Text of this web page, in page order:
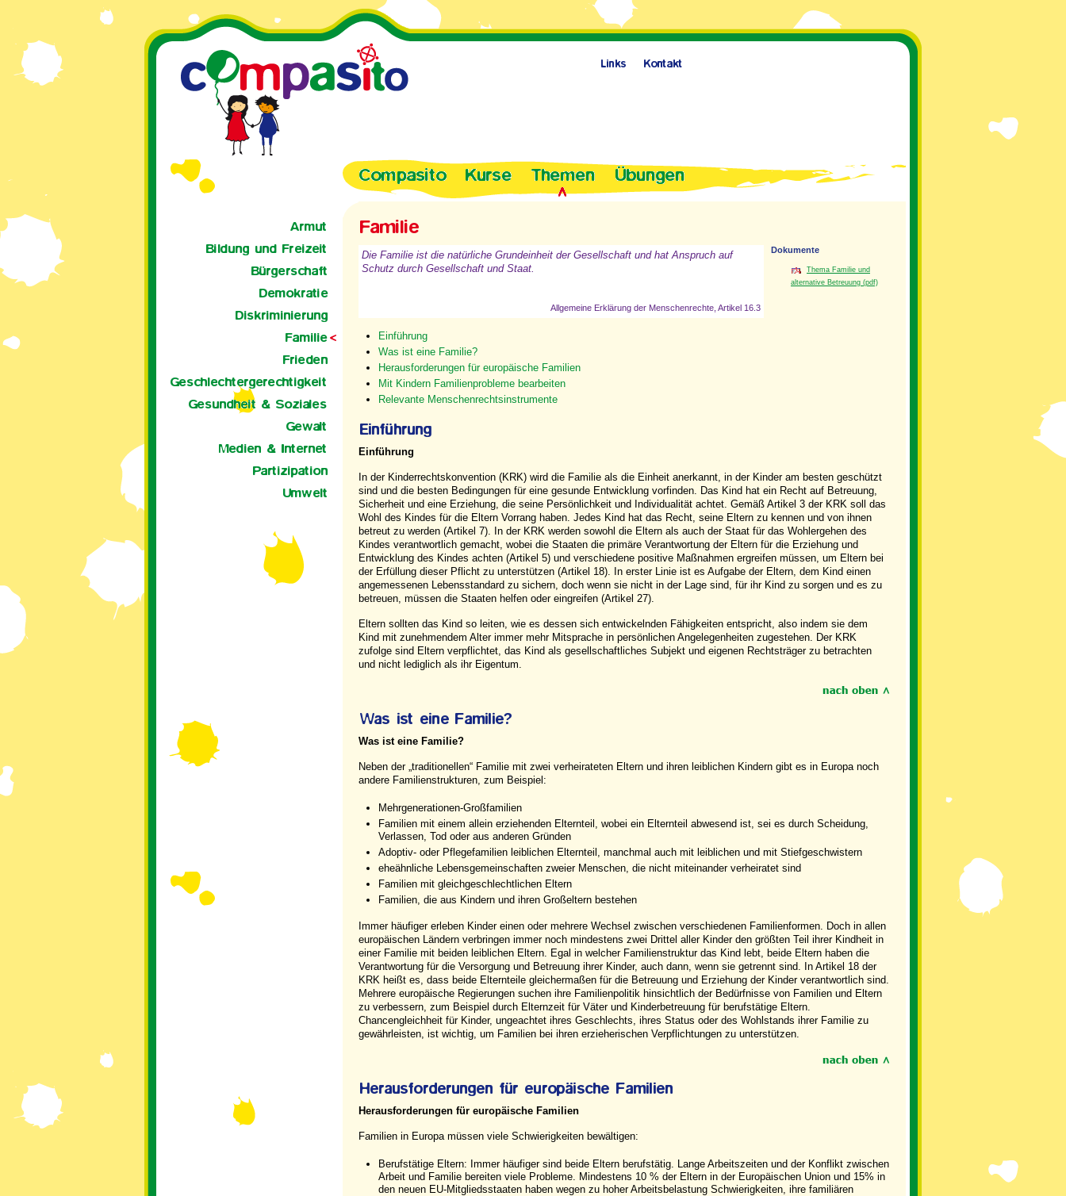
Dokumente
Thema Familie und
alternative Betreuung (pdf)
Die Familie ist die natürliche Grundeinheit der Gesellschaft und hat Anspruch auf
Schutz durch Gesellschaft und Staat.
Allgemeine Erklärung der Menschenrechte, Artikel 16.3
Einführung
Was ist eine Familie?
Herausforderungen für europäische Familien
Mit Kindern Familienprobleme bearbeiten
Relevante Menschenrechtsinstrumente
Einführung
In der Kinderrechtskonvention (KRK) wird die Familie als die Einheit anerkannt, in der Kinder am besten geschützt
sind und die besten Bedingungen für eine gesunde Entwicklung vorfinden. Das Kind hat ein Recht auf Betreuung,
Sicherheit und eine Erziehung, die seine Persönlichkeit und Individualität achtet. Gemäß Artikel 3 der KRK soll das
Wohl des Kindes für die Eltern Vorrang haben. Jedes Kind hat das Recht, seine Eltern zu kennen und von ihnen
betreut zu werden (Artikel 7). In der KRK werden sowohl die Eltern als auch der Staat für das Wohlergehen des
Kindes verantwortlich gemacht, wobei die Staaten die primäre Verantwortung der Eltern für die Erziehung und
Entwicklung des Kindes achten (Artikel 5) und verschiedene positive Maßnahmen ergreifen müssen, um Eltern bei
der Erfüllung dieser Pflicht zu unterstützen (Artikel 18). In erster Linie ist es Aufgabe der Eltern, dem Kind einen
angemessenen Lebensstandard zu sichern, doch wenn sie nicht in der Lage sind, für ihr Kind zu sorgen und es zu
betreuen, müssen die Staaten helfen oder eingreifen (Artikel 27).
Eltern sollten das Kind so leiten, wie es dessen sich entwickelnden Fähigkeiten entspricht, also indem sie dem
Kind mit zunehmendem Alter immer mehr Mitsprache in persönlichen Angelegenheiten zugestehen. Der KRK
zufolge sind Eltern verpflichtet, das Kind als gesellschaftliches Subjekt und eigenen Rechtsträger zu betrachten
und nicht lediglich als ihr Eigentum.
Was ist eine Familie?
Neben der „traditionellen“ Familie mit zwei verheirateten Eltern und ihren leiblichen Kindern gibt es in Europa noch
andere Familienstrukturen, zum Beispiel:
Mehrgenerationen-Großfamilien
Familien mit einem allein erziehenden Elternteil, wobei ein Elternteil abwesend ist, sei es durch Scheidung,
Verlassen, Tod oder aus anderen Gründen
Adoptiv- oder Pflegefamilien leiblichen Elternteil, manchmal auch mit leiblichen und mit Stiefgeschwistern
eheähnliche Lebensgemeinschaften zweier Menschen, die nicht miteinander verheiratet sind
Familien mit gleichgeschlechtlichen Eltern
Familien, die aus Kindern und ihren Großeltern bestehen
Immer häufiger erleben Kinder einen oder mehrere Wechsel zwischen verschiedenen Familienformen. Doch in allen
europäischen Ländern verbringen immer noch mindestens zwei Drittel aller Kinder den größten Teil ihrer Kindheit in
einer Familie mit beiden leiblichen Eltern. Egal in welcher Familienstruktur das Kind lebt, beide Eltern haben die
Verantwortung für die Versorgung und Betreuung ihrer Kinder, auch dann, wenn sie getrennt sind. In Artikel 18 der
KRK heißt es, dass beide Elternteile gleichermaßen für die Betreuung und Erziehung der Kinder verantwortlich sind.
Mehrere europäische Regierungen suchen ihre Familienpolitik hinsichtlich der Bedürfnisse von Familien und Eltern
zu verbessern, zum Beispiel durch Elternzeit für Väter und Kinderbetreuung für berufstätige Eltern.
Chancengleichheit für Kinder, ungeachtet ihres Geschlechts, ihres Status oder des Wohlstands ihrer Familie zu
gewährleisten, ist wichtig, um Familien bei ihren erzieherischen Verpflichtungen zu unterstützen.
Herausforderungen für europäische Familien
Familien in Europa müssen viele Schwierigkeiten bewältigen:
Berufstätige Eltern: Immer häufiger sind beide Eltern berufstätig. Lange Arbeitszeiten und der Konflikt zwischen
Arbeit und Familie bereiten viele Probleme. Mindestens 10 % der Eltern in der Europäischen Union und 15% in
den neuen EU-Mitgliedsstaaten haben wegen zu hoher Arbeitsbelastung Schwierigkeiten, ihre familiären